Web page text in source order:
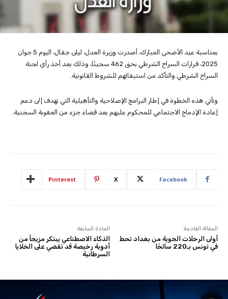
بمناسبة عيد الأضحى المبارك، أصدرت وزيرة العدل، ليلى جفال، اليوم 5 جوان
2025، قرارات السراح الشرطي بحق 462 سجينًا، وذلك بعد أخذ رأي لجنة
السراح الشرطي والتأكد من استيفائهم للشروط القانونية.
وتأتي هذه الخطوة في إطار البرامج الإصلاحية والتأهيلية التي تهدف إلى دعم
إعادة الإدماج الاجتماعي للمحكوم عليهم بعد قضاء جزء من العقوبة السجنية.
Facebook
X
Pinterest
المادة السابقة
الذكاء الاصطناعي يبتكر مزيجاً من
أدوية رخيصة قد تقضي على الخلايا
السرطانية
المقالة القادمة
أولى الرحلات الجوية من بغداد تحط
في تونس بـ220 سائحًا